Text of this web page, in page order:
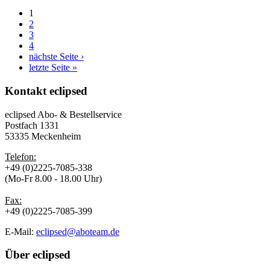
1
2
3
4
nächste Seite ›
letzte Seite »
Kontakt eclipsed
eclipsed Abo- & Bestellservice
Postfach 1331
53335 Meckenheim
Telefon:
+49 (0)2225-7085-338
(Mo-Fr 8.00 - 18.00 Uhr)
Fax:
+49 (0)2225-7085-399
E-Mail: eclipsed@aboteam.de
Über eclipsed